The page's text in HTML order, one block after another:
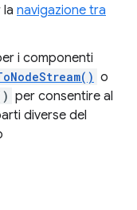
la navigazione tra
i componenti
o
per consentire al
diverse del